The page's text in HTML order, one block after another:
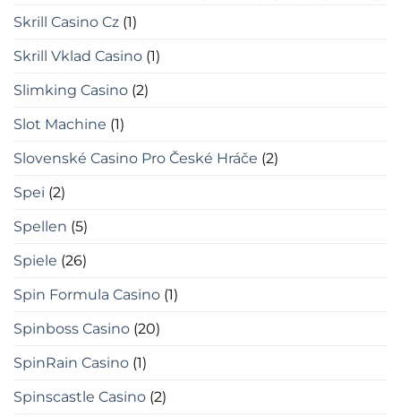
Skrill Casino Cz (1)
Skrill Vklad Casino (1)
Slimking Casino (2)
Slot Machine (1)
Slovenské Casino Pro České Hráče (2)
Spei (2)
Spellen (5)
Spiele (26)
Spin Formula Casino (1)
Spinboss Casino (20)
SpinRain Casino (1)
Spinscastle Casino (2)